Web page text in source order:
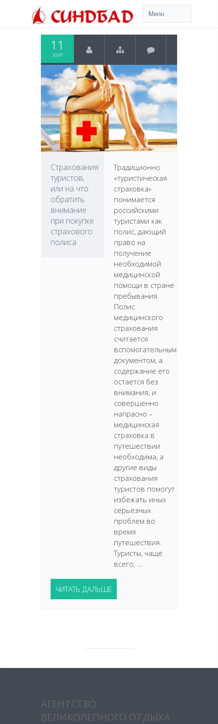
11
МАР
Страхования
туристов,
или на что
обратить
внимание
при покупке
страхового
полиса
Традиционно
«туристическая
страховка»
понимается
российскими
туристами как
полис, дающий
право на
получение
необходимой
медицинской
помощи в стране
пребывания.
Полис
медицинского
страхования
считается
вспомогательным
документом, а
содержание его
остается без
внимания, и
совершенно
напрасно –
медицинская
страховка в
путешествии
необходима, а
другие виды
страхования
туристов помогут
избежать иных
серьезных
проблем во
время
путешествия.
Туристы, чаще
всего, …
ЧИТАТЬ ДАЛЬШЕ
АГЕНТСТВО
ВЕЛИКОЛЕПНОГО ОТДЫХА